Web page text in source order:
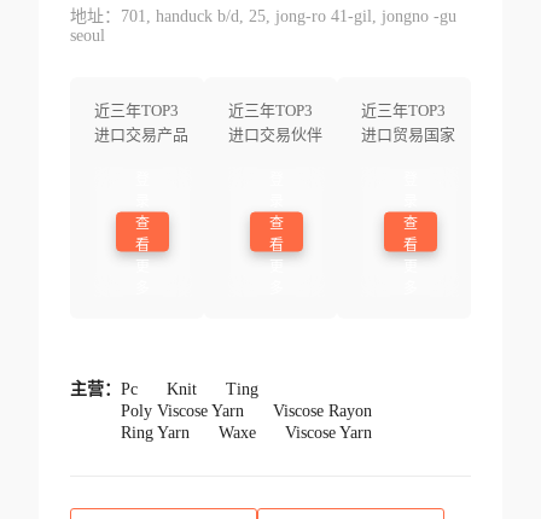
地址：701, handuck b/d, 25, jong-ro 41-gil, jongno -gu
seoul
近三年TOP3
进口交易产品
查
看
近三年TOP3
进口交易伙伴
查
看
近三年TOP3
进口贸易国家
查
看
主营： Pc Knit
Ting
Poly Viscose Yarn
Viscose Rayon
Ring Yarn
Waxe Viscose Yarn